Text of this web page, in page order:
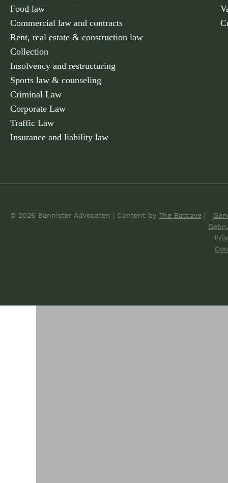
Food law
Commercial law and contracts
Rent, real estate & construction law
Collection
Insolvency and restructuring
Sports law & counseling
Criminal Law
Corporate Law
Traffic Law
Insurance and liability law
© 2026 Bannister Advocaten | Content by The Batcave |